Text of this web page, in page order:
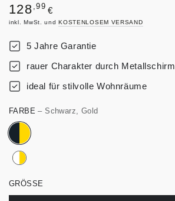
Regulärer
Preis
128 ,99 €
inkl. MwSt. undKOSTENLOSEM VERSAND
5 Jahre Garantie
rauer Charakter durch Metallschirm
ideal für stilvolle Wohnräume
FARBE– Schwarz, Gold
GRÖSSE